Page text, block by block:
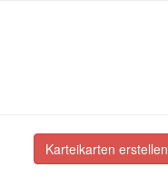
Karteikarten erstellen